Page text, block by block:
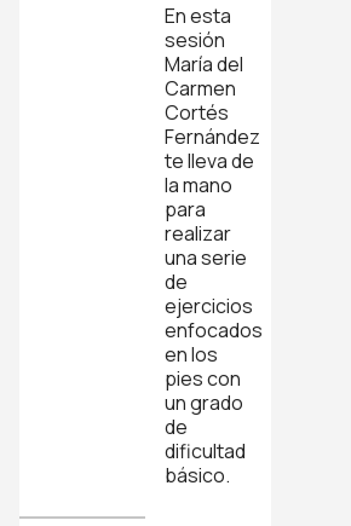
En esta
sesión
María del
Carmen
Cortés
Fernández
te lleva de
la mano
para
realizar
una serie
de
ejercicios
enfocados
en los
pies con
un grado
de
dificultad
básico.